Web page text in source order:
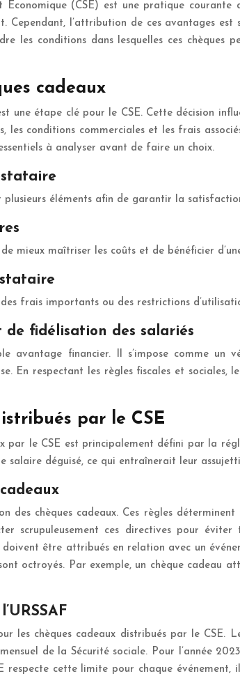
(CSE) est une pratique
Cependant, l’attribution de ces avantages
les conditions dans lesquelles ces
cadeaux
une étape clé pour le CSE. Cette décision
conditions commerciales et les frais
à analyser avant de faire un choix.
éléments afin de garantir la
mieux maîtriser les coûts et de bénéficier
frais importants ou des restrictions
fidélisation des salariés
avantage financier. Il s’impose comme
En respectant les règles fiscales et
par le CSE
le CSE est principalement défini par la
salaire déguisé, ce qui entraînerait leur
des chèques cadeaux. Ces règles
scrupuleusement ces directives pour
être attribués en relation avec un
octroyés. Par exemple, un chèque
les chèques cadeaux distribués par le
de la Sécurité sociale. Pour l’année
respecte cette limite pour chaque